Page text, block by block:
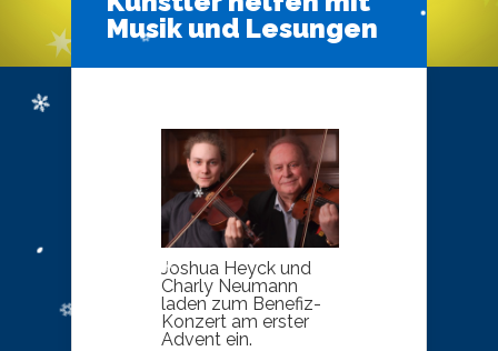
Musik und Lesungen
Joshua Heyck und
Charly Neumann
laden zum Benefiz-
Konzert am erster
Advent ein.